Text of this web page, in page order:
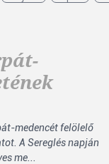
medencét felölelő
A Sereglés napján
me...